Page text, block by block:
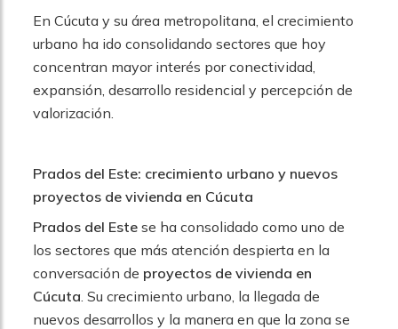
En Cúcuta y su área metropolitana, el crecimiento
urbano ha ido consolidando sectores que hoy
concentran mayor interés por conectividad,
expansión, desarrollo residencial y percepción de
valorización.
Prados del Este: crecimiento urbano y nuevos
proyectos de vivienda en Cúcuta
Prados del Este se ha consolidado como uno de
los sectores que más atención despierta en la
conversación de proyectos de vivienda en
Cúcuta . Su crecimiento urbano, la llegada de
nuevos desarrollos y la manera en que la zona se